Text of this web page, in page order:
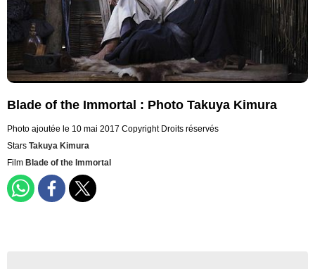
Blade of the Immortal : Photo Takuya Kimura
Photo ajoutée le 10 mai 2017 Copyright Droits réservés
Stars Takuya Kimura
Film Blade of the Immortal